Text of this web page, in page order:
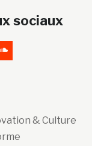
sociaux
& Culture